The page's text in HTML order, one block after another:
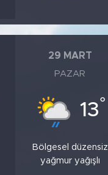
29 MART
PAZAR
13°
Bölgesel düzensiz
yağmur yağışlı